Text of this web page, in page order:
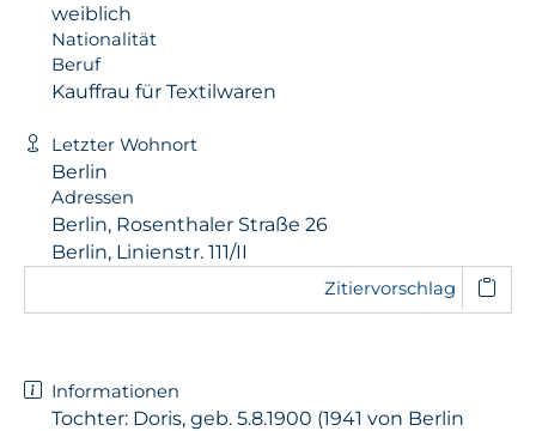
weiblich
Nationalität
Beruf
Kauffrau für Textilwaren
Letzter Wohnort
Berlin
Adressen
Berlin, Rosenthaler Straße 26
Berlin, Linienstr. 111/II
Zitiervorschlag
Informationen
Tochter: Doris, geb. 5.8.1900 (1941 von Berlin